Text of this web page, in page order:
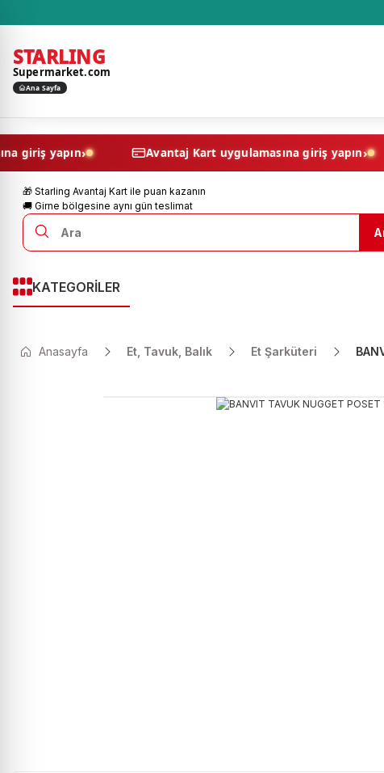
STARLING
Supermarket.com
Ana Sayfa
giriş yapın Avantaj Kart uygulamasına giriş
🎁 Starling Avantaj Kart ile puan kazanın
🚚 Girne bölgesine aynı gün teslimat
KATEGORİLER
Anasayfa Et, Tavuk, Balık Et Şarküteri